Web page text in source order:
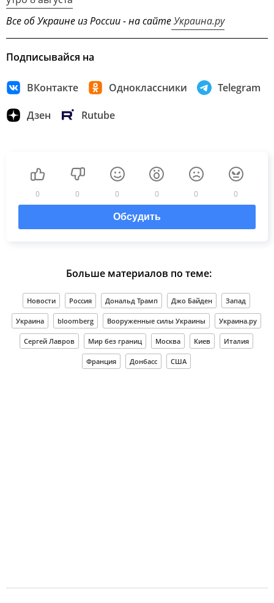
Все об Украине из России - на сайтеУкраина.ру
Подписывайся на
ВКонтакте Одноклассники Telegram
Дзен Rutube
0 0 0 0 0 0
Обсудить
Больше материалов по теме:
Новости Россия Дональд Трамп Джо Байден Запад
Украина bloomberg Вооруженные силы Украины Украина.ру
Сергей Лавров Мир без границ Москва Киев Италия
Франция Донбасс США